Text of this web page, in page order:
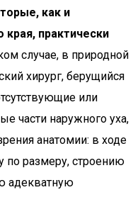
как и
края, практически
случае, в природной
хирург, берущийся
или
части наружного уха,
анатомии: в ходе
по размеру, строению
адекватную